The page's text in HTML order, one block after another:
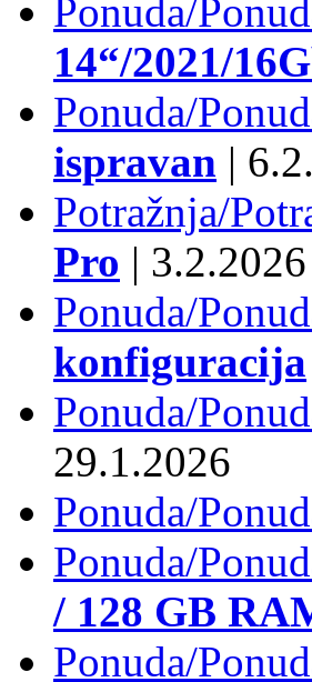
Ponuda/
14“/2021/
Ponuda/
ispravan |
Potražnja/
Pro | 3.2.2026
Ponuda/
konfiguracija
Ponuda/
29.1.2026
Ponuda/
Ponuda/
/ 128 GB
Ponuda/